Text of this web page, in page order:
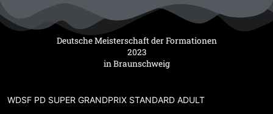
Inhalt
Deutsche Meisterschaft der Formationen
2023
in Braunschweig
WDSF PD SUPER GRANDPRIX STANDARD ADULT